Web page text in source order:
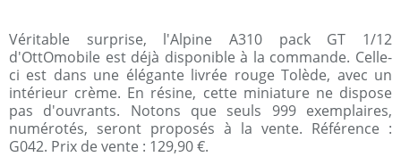
Véritable surprise, l'Alpine A310 pack GT 1/12
d'OttOmobile est déjà disponible à la commande. Celle-
ci est dans une élégante livrée rouge Tolède, avec un
intérieur crème. En résine, cette miniature ne dispose
pas d'ouvrants. Notons que seuls 999 exemplaires,
numérotés, seront proposés à la vente. Référence :
G042. Prix de vente : 129,90 €.